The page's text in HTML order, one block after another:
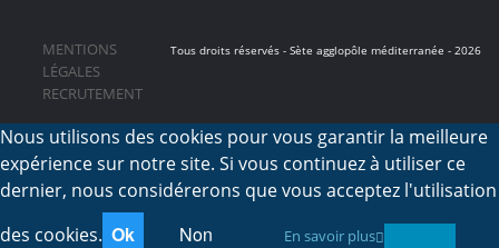
Tous droits réservés - Sète agglopôle méditerranée - 2026
MENTIONS
LÉGALES
RECRUTEMENT
Nous utilisons des cookies pour vous garantir la meilleure
expérience sur notre site. Si vous continuez à utiliser ce
dernier, nous considérerons que vous acceptez l'utilisation
des cookies. Ok Non En savoir plus